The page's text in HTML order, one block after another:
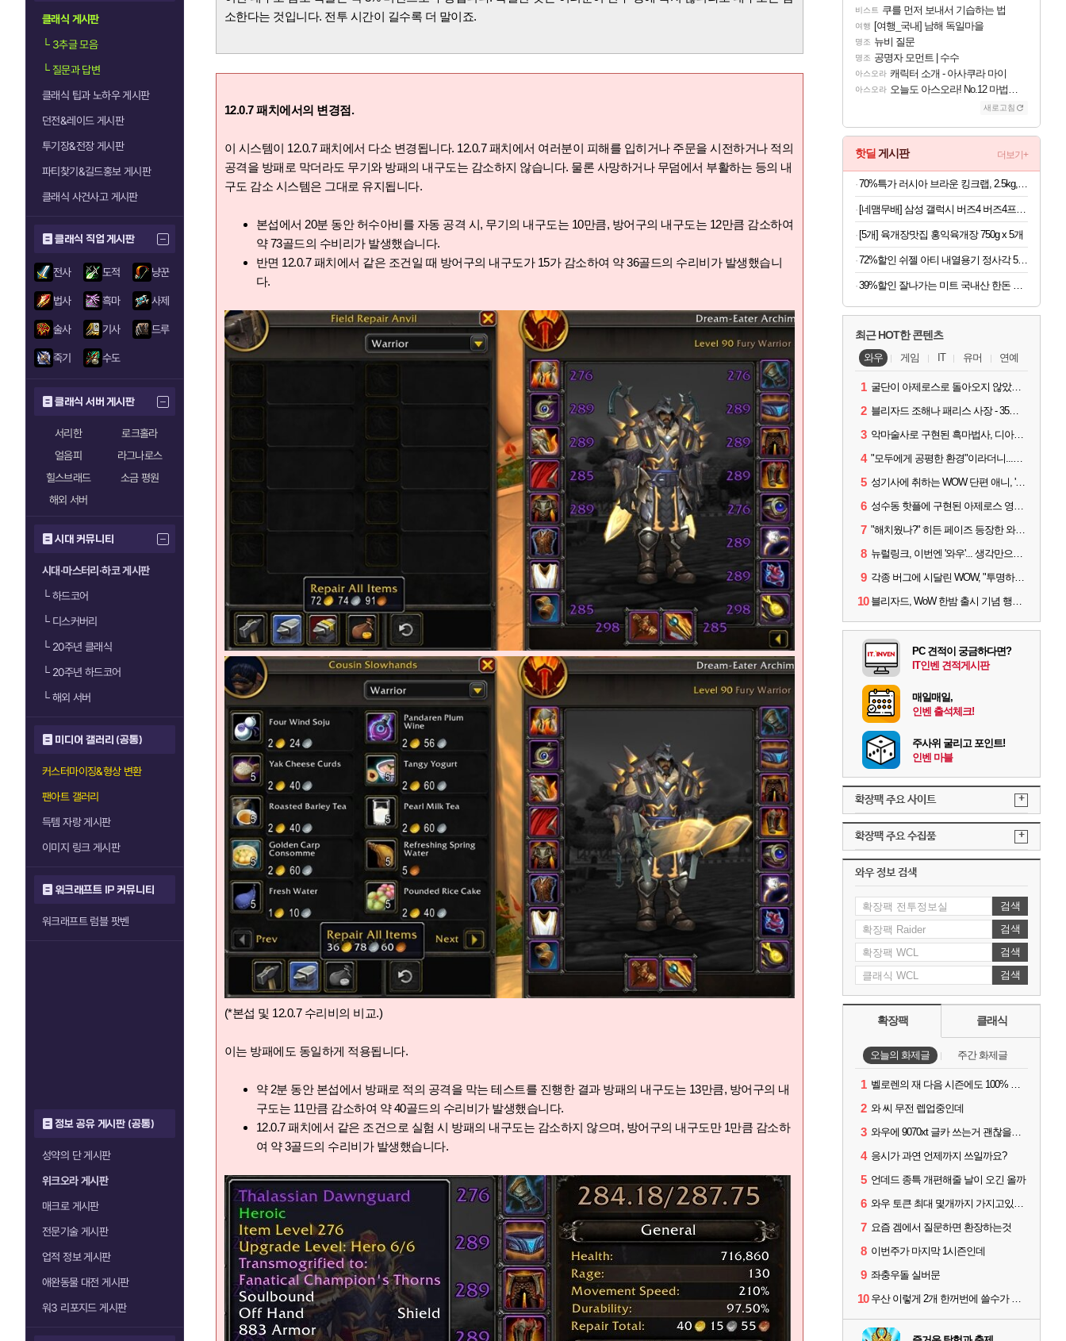
클래식 게시판
└3추글 모음
└질문과 답변
클래식 팁과 노하우 게시판
던전&레이드 게시판
투기장&전장 게시판
파티찾기&길드홍보 게시판
클래식 사건사고 게시판
클래식 직업 게시판
전사 도적 냥꾼
법사 흑마 사제
술사 기사 드루
죽기 수도
클래식 서버 게시판
서리한
로크홀라
얼음피
라그나로스
힐스브래드
소금 평원
해외 서버
시대 커뮤니티
시대·마스터리·하코 게시판
└하드코어
└디스커버리
└20주년 클래식
└20주년 하드코어
└해외 서버
미디어 갤러리 (공통)
커스터마이징&형상 변환
팬아트 갤러리
득템 자랑 게시판
이미지 링크 게시판
워크래프트 IP 커뮤니티
워크래프트 럼블 팟벤
정보 공유 게시판 (공통)
성약의 단 게시판
위크오라 게시판
매크로 게시판
전문기술 게시판
업적 정보 게시판
애완동물 대전 게시판
워3 리포지드 게시판
소한다는 것입니다. 전투 시간이 길수록 더 말이죠.
12.0.7 패치에서의 변경점.
이 시스템이 12.0.7 패치에서 다소 변경됩니다. 12.0.7 패치에서 여러분이 피해를 입히거나 주문을 시전하거나 적의
공격을 방패로 막더라도 무기와 방패의 내구도는 감소하지 않습니다. 물론 사망하거나 무덤에서 부활하는 등의 내
구도 감소 시스템은 그대로 유지됩니다.
본섭에서 20분 동안 허수아비를 자동 공격 시, 무기의 내구도는 10만큼, 방어구의 내구도는 12만큼 감소하여
약 73골드의 수비리가 발생했습니다.
반면 12.0.7 패치에서 같은 조건일 때 방어구의 내구도가 15가 감소하여 약 36골드의 수리비가 발생했습니
다.
(*본섭 및 12.0.7 수리비의 비교.)
이는 방패에도 동일하게 적용됩니다.
약 2분 동안 본섭에서 방패로 적의 공격을 막는 테스트를 진행한 결과 방패의 내구도는 13만큼, 방어구의 내
구도는 11만큼 감소하여 약 40골드의 수리비가 발생했습니다.
12.0.7 패치에서 같은 조건으로 실험 시 방패의 내구도는 감소하지 않으며, 방어구의 내구도만 1만큼 감소하
여 약 3골드의 수리비가 발생했습니다.
비스트 쿠를 먼저 보내서 기습하는 법
여행 [여행_국내] 남해 독일마을
명조 뉴비 질문
명조 공명자 모먼트 | 수수
아스오라 캐릭터 소개 - 아사쿠라 마이
아스오라 오늘도 아스오라! No.12 마법사 클랜: 신주쿠구
새로고침
핫딜 게시판 더보기+
[5개] 육개장맛집 홍익육개장 750g x 5개
72%할인 쉬젤 아티 내열용기 정사각 5종 세트, 320ml 3개 + 520ml 2개, 1세트
39%할인 잘나가는 미트 국내산 한돈 꽃목살, 500g, 2팩
최근 HOT한 콘텐츠
와우 게임 IT 유머 연예
1 굴단이 아제로스로 돌아오지 않았다면? 와우 클래식+ 주목
2 블리자드 조해나 패리스 사장 - 35년 역사, 그리고 비전
3 악마술사로 구현된 흑마법사, 디아4 x 와우 콜라보 살펴보기
4 "모두에게 공평한 환경"이라더니...여전히 살아있는 애드온
5 성기사에 취하는 WOW 단편 애니, '신성한 모든 것'
6 성수동 핫플에 구현된 아제로스 영웅들의 안식처, WoW 홈스윗홈
7 "해치웠나?" 히든 페이즈 등장한 와우 '한밤', 세계 최초 킬은 '팀 리퀴드'
8 뉴럴링크, 이번엔 '와우'... 생각만으로 게임하는 시대 성큼
9 각종 버그에 시달린 WOW, "투명하고 신속한 소통과 대응 약속"
10 블리자드, WoW 한밤 출시 기념 행사 '홈스윗홈' 28일 개최
PC 견적이 궁금하다면?
IT인벤 견적게시판
매일매일,
인벤 출석체크!
주사위 굴리고 포인트!
인벤 마블
확장팩 주요 사이트 +
확장팩 주요 수집품 +
와우 정보 검색
검색
검색
검색
검색
확장팩 클래식
오늘의 화제글 주간 화제글
1 벨로렌의 재 다음 시즌에도 100% 드랍이죠??
2 와 씨 무전 렙업중인데
3 와우에 9070xt 글카 쓰는거 괜찮을까요?
4 응시가 과연 언제까지 쓰일까요?
5 언데드 종특 개편해줄 날이 오긴 올까
6 와우 토큰 최대 몇개까지 가지고있을수있나요?
7 요즘 겜에서 질문하면 환장하는것
8 이번주가 마지막 1시즌인데
9 좌충우돌 실버문
10 우산 이렇게 2개 한꺼번에 쓸수가 있네요